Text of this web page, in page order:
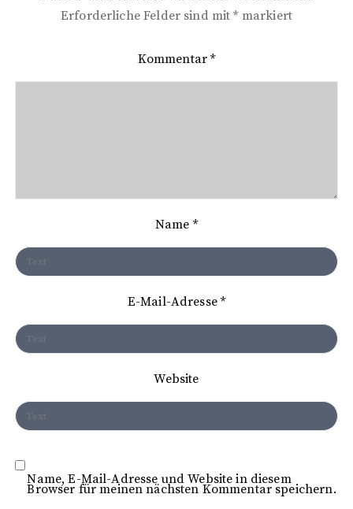
g
i
a
o
Erforderliche Felder sind mit*markiert
Kommentar*
Name *
E-Mail-Adresse*
Website
Name, E-Mail-Adresse und Website in diesem
Browser für meinen nächsten Kommentar speichern.